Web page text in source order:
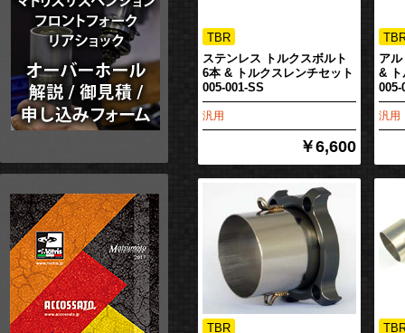
ステンレス トルクスボルト
6本 & トルクスレンチセット
005-001-SS
汎用
￥6,600
ア
& ト
005-
汎用